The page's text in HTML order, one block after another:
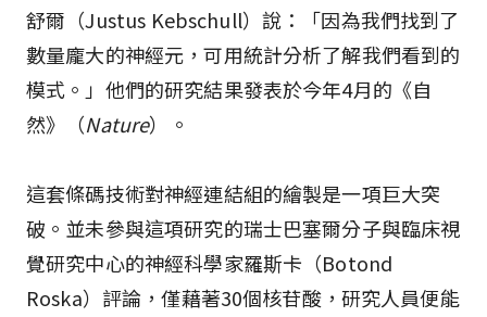
舒爾（Justus Kebschull）說：「因為我們找到了
數量龐大的神經元，可用統計分析了解我們看到的
模式。」他們的研究結果發表於今年4月的《自
然》（Nature）。
這套條碼技術對神經連結組的繪製是一項巨大突
破。並未參與這項研究的瑞士巴塞爾分子與臨床視
覺研究中心的神經科學家羅斯卡（Botond
Roska）評論，僅藉著30個核苷酸，研究人員便能